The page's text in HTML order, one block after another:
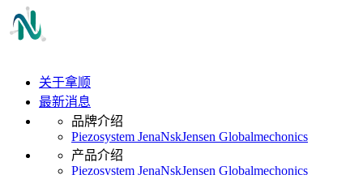
关于拿顺
最新消息
品牌介绍
Piezosystem JenaNskJensen Globalmechonics
产品介绍
Piezosystem JenaNskJensen Globalmechonics